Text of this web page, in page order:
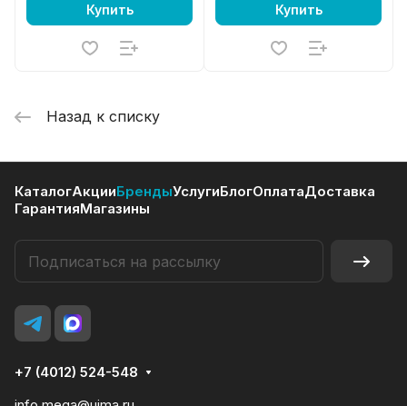
Купить Купить
Назад к списку
КаталогАкцииБрендыУслугиБлогОплатаДоставка
ГарантияМагазины
+7 (4012) 524-548